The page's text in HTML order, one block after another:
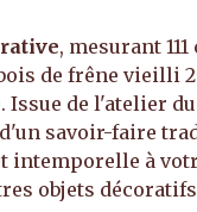
, mesurant
de frêne vieilli
de l'atelier du
savoir-faire
intemporelle à
objets